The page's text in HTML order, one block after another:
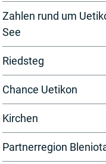
(
a
s
g
e
w
ä
l
Zahlen rund um
See
Riedsteg
Chance Uetikon
Kirchen
Partnerregion